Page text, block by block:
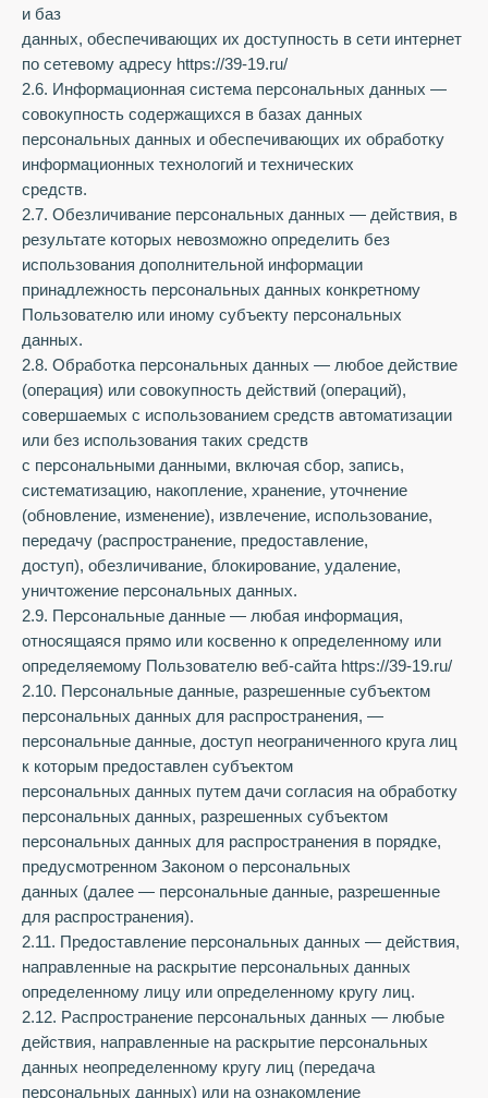
и баз
данных, обеспечивающих их доступность в сети интернет
по сетевому адресу https://39-19.ru/
2.6. Информационная система персональных данных —
совокупность содержащихся в базах данных
персональных данных и обеспечивающих их обработку
информационных технологий и технических
средств.
2.7. Обезличивание персональных данных — действия, в
результате которых невозможно определить без
использования дополнительной информации
принадлежность персональных данных конкретному
Пользователю или иному субъекту персональных
данных.
2.8. Обработка персональных данных — любое действие
(операция) или совокупность действий (операций),
совершаемых с использованием средств автоматизации
или без использования таких средств
с персональными данными, включая сбор, запись,
систематизацию, накопление, хранение, уточнение
(обновление, изменение), извлечение, использование,
передачу (распространение, предоставление,
доступ), обезличивание, блокирование, удаление,
уничтожение персональных данных.
2.9. Персональные данные — любая информация,
относящаяся прямо или косвенно к определенному или
определяемому Пользователю веб-сайта https://39-19.ru/
2.10. Персональные данные, разрешенные субъектом
персональных данных для распространения, —
персональные данные, доступ неограниченного круга лиц
к которым предоставлен субъектом
персональных данных путем дачи согласия на обработку
персональных данных, разрешенных субъектом
персональных данных для распространения в порядке,
предусмотренном Законом о персональных
данных (далее — персональные данные, разрешенные
для распространения).
2.11. Предоставление персональных данных — действия,
направленные на раскрытие персональных данных
определенному лицу или определенному кругу лиц.
2.12. Распространение персональных данных — любые
действия, направленные на раскрытие персональных
данных неопределенному кругу лиц (передача
персональных данных) или на ознакомление